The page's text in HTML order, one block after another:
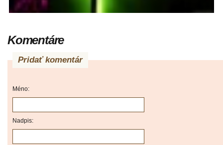
Komentáre
Pridať komentár
Méno:
Nadpis: